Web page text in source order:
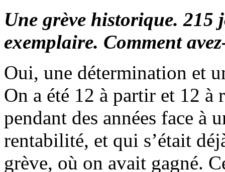
Une grève historique.
exemplaire. Comment
Oui, une détermination et
On a été 12 à partir et 12 à
pendant des années face à
rentabilité, et qui s’était
grève, où on avait gagné.